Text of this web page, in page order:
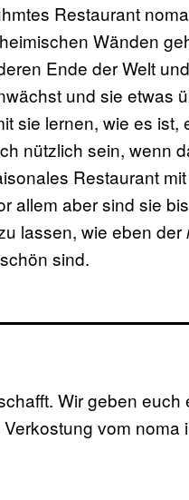
Restaurant noma
Wänden
Ende der Welt
und sie etwas
lernen, wie es ist,
nützlich sein, wenn
Restaurant
allem aber sind sie
lassen, wie eben der
sind.
Wir geben euch
vom noma